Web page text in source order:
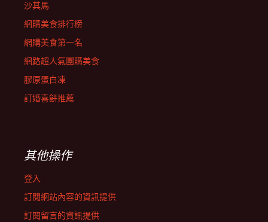
沙其馬
網購美食排行榜
網購美食第一名
網路超人氣團購美食
膠原蛋白凍
訂婚喜餅推薦
其他操作
登入
訂閱網站內容的資訊提供
訂閱留言的資訊提供